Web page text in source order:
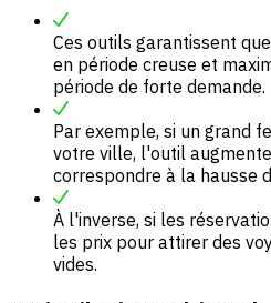
Ces outils garantissent
en période creuse et
période de forte demande.
Par exemple, si un grand
votre ville, l'outil
correspondre à la hausse
À l'inverse, si les
les prix pour attirer des
vides.